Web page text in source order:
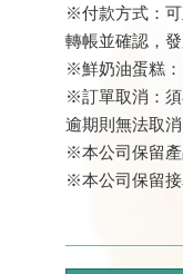
※付款方式：可
轉帳並確認 ，
※鮮奶油蛋糕：
※訂單取消：須
逾期則無法取消
※本公司保留產
※本公司保留接